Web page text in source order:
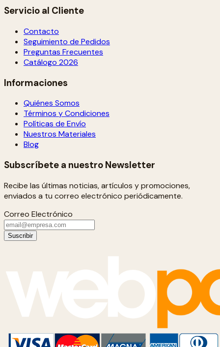
Servicio al Cliente
Contacto
Seguimiento de Pedidos
Preguntas Frecuentes
Catálogo 2026
Informaciones
Quiénes Somos
Términos y Condiciones
Políticas de Envío
Nuestros Materiales
Blog
Subscríbete a nuestro Newsletter
Recibe las últimas noticias, artículos y promociones,
enviados a tu correo electrónico periódicamente.
Correo Electrónico
Suscribir